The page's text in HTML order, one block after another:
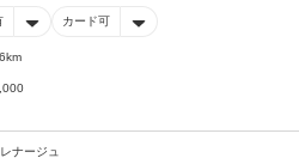
カード可
ナージュ